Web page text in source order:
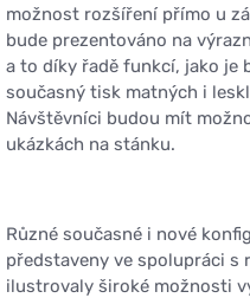
možnost rozšíření přímo u
bude prezentováno na
a to díky řadě funkcí, jako je
současný tisk matných i
Návštěvníci budou mít
ukázkách na stánku.
Různé současné i nové
představeny ve spolupráci
ilustrovaly široké možnosti